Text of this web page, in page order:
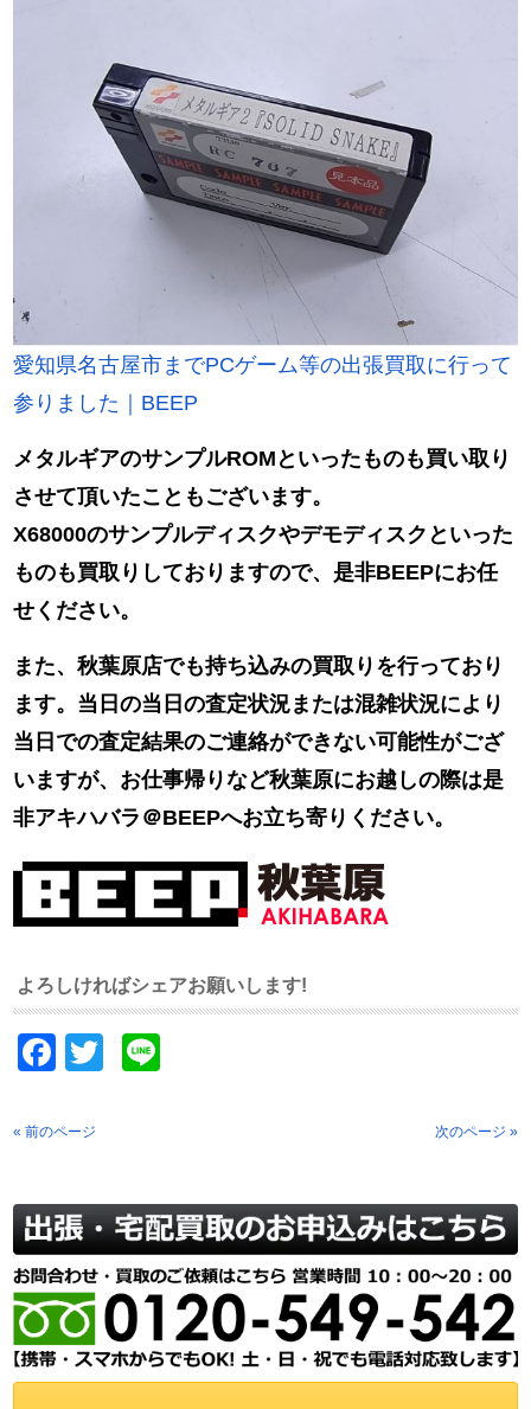
愛知県名古屋市までPCゲーム等の出張買取に行って
参りました｜BEEP
メタルギアのサンプルROMといったものも買い取り
させて頂いたこともございます。
X68000のサンプルディスクやデモディスクといった
ものも買取りしておりますので、是非BEEPにお任
せください。
また、秋葉原店でも持ち込みの買取りを行っており
ます。 当日の当日の査定状況または混雑状況により
当日での査定結果のご連絡ができない可能性がござ
いますが、 お仕事帰りなど秋葉原にお越しの際は是
非アキハバラ＠BEEPへお立ち寄りください。
よろしければシェアお願いします!
Facebook
Twitter
« 前のページ 次のページ »